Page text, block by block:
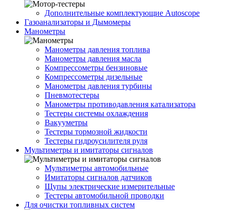
Дополнительные комплектующие Autoscope
Газоанализаторы и Дымомеры
Манометры
Манометры давления топлива
Манометры давления масла
Компрессометры бензиновые
Компрессометры дизельные
Манометры давления турбины
Пневмотестеры
Манометры противодавления катализатора
Тестеры системы охлаждения
Вакууметры
Тестеры тормозной жидкости
Тестеры гидроусилителя руля
Мультиметры и имитаторы сигналов
Мультиметры автомобильные
Имитаторы сигналов датчиков
Щупы электрические измерительные
Тестеры автомобильной проводки
Для очистки топливных систем